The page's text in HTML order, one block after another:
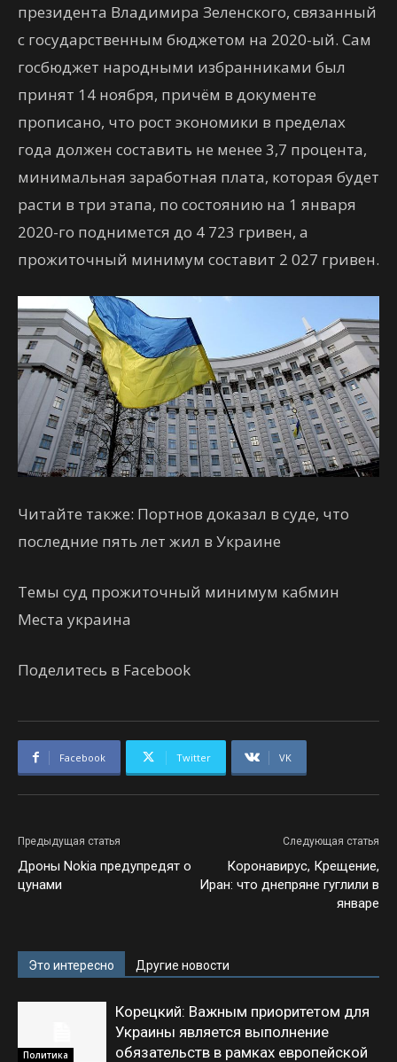
президента Владимира Зеленского, связанный
с государственным бюджетом на 2020-ый. Сам
госбюджет народными избранниками был
принят 14 ноября, причём в документе
прописано, что рост экономики в пределах
года должен составить не менее 3,7 процента,
минимальная заработная плата, которая будет
расти в три этапа, по состоянию на 1 января
2020-го поднимется до 4 723 гривен, а
прожиточный минимум составит 2 027 гривен.
Читайте также: Портнов доказал в суде, что
последние пять лет жил в Украине
Темы суд прожиточный минимум кабмин
Места украина
Поделитесь в Facebook
Facebook Twitter VK
Предыдущая статья
Дроны Nokia предупредят о
цунами
Следующая статья
Коронавирус, Крещение,
Иран: что днепряне гуглили в
январе
Это интересно Другие новости
Политика
Корецкий: Важным приоритетом для
Украины является выполнение
обязательств в рамках европейской